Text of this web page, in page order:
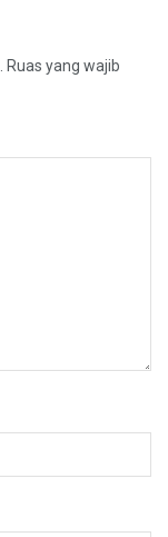
Ruas yang wajib